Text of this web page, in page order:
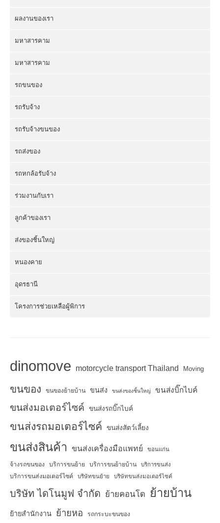
ผลงานของเรา
มหาสารคาม
มหาสารคาม
รถขนของ
รถรับจ้าง
รถรับจ้างขนของ
รถส่งของ
รถหกล้อรับจ้าง
ร่วมงานกับเรา
ลูกค้าของเรา
ส่งของชิ้นใหญ่
หนองคาย
อุดรธานี
โครงการช่วยเหลือผู้พิการ
dinomove motorcycle transport Thailand Moving
ขนของ ขนของย้ายบ้าน ขนส่ง ขนส่งของชิ้นใหญ่ ขนส่งบิ๊กไบค์
ขนส่งมอเตอร์ไซค์ ขนส่งรถบิ๊กไบค์
ขนส่งรถมอเตอร์ไซค์ ขนส่งสัตว์เลี้ยง
ขนส่งสินค้า ขนส่งเครื่องมือแพทย์ ขอนแก่น
จ้างรถขนของ บริการขนย้าย บริการขนย้ายบ้าน บริการขนส่ง
บริการขนส่งมอเตอร์ไซค์ บริษัทขนย้าย บริษัทขนส่งมอเตอร์ไซค์
บริษัท ไดโนมูฟ จำกัด ย้ายคอนโด ย้ายบ้าน
ย้ายสำนักงาน ย้ายหอ รถกระบะขนของ